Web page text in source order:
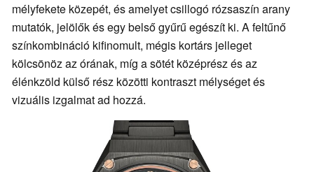
mélyfekete közepét, és amelyet csillogó rózsaszín arany
mutatók, jelölők és egy belső gyűrű egészít ki. A feltűnő
színkombináció kifinomult, mégis kortárs jelleget
kölcsönöz az órának, míg a sötét középrész és az
élénkzöld külső rész közötti kontraszt mélységet és
vizuális izgalmat ad hozzá.